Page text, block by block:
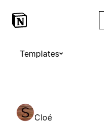
Templates
Cloé